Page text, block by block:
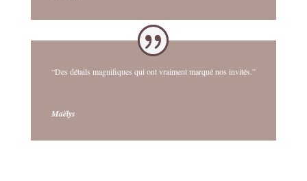
“Des détails magnifiques qui ont vraiment marqué nos invités.”
Maëlys